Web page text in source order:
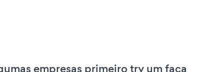
empresas primeiro try um faça